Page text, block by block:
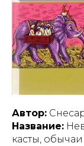
Автор:
Название:
касты, обычаи